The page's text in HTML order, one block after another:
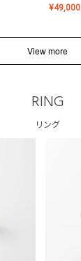
¥49,000
View more
RING
リング